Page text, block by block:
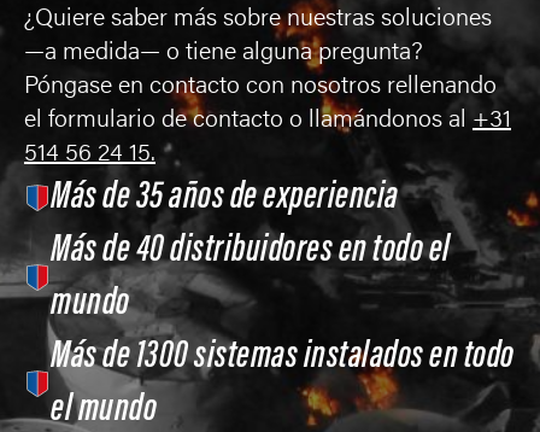
¿Quiere saber más sobre nuestras soluciones
—a medida— o tiene alguna pregunta?
Póngase en contacto con nosotros rellenando
el formulario de contacto o llamándonos al +31
514 56 24 15.
Más de 35 años de experiencia
Más de 40 distribuidores en todo el
mundo
Más de 1300 sistemas instalados en todo
el mundo